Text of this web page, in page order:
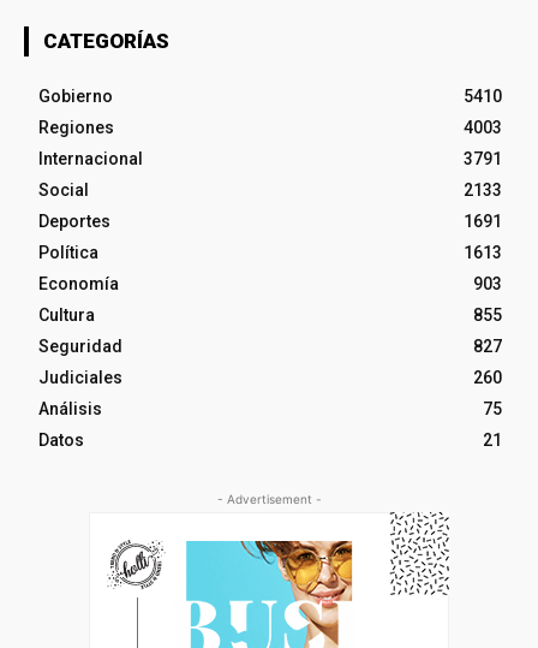
CATEGORÍAS
Gobierno
5410
Regiones
4003
Internacional
3791
Social
2133
Deportes
1691
Política
1613
Economía
903
Cultura
855
Seguridad
827
Judiciales
260
Análisis
75
Datos
21
- Advertisement -